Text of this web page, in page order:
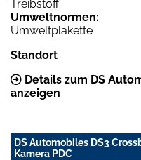
Treibstoff
Umweltnormen:
Umweltplakette
Standort
Details zum DS
anzeigen
DS Automobiles DS3
Kamera PDC